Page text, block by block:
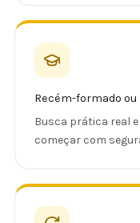
Recém-formado ou
Busca prática real
começar com